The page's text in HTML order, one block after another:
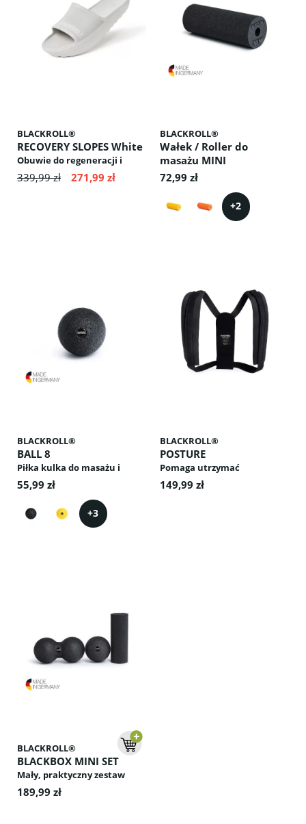
BLACKROLL®
RECOVERY SLOPES White
Obuwie do regeneracji i
aktywacji mięśni: odciąża
przednią część stopy,
339,99 zł 271,99 zł
BLACKROLL®
Wałek / Roller do
masażu MINI
Kompaktowa rolka do
masażu punktowego –
idealna do stóp, ramion i
łydek, zawsze pod ręką.
72,99 zł
+2
BLACKROLL®
BALL 8
Piłka kulka do masażu i
ucisku
55,99 zł
+3
BLACKROLL®
POSTURE
Pomaga utrzymać
prawidłową postawę ciała –
idealny do pracy, ćwiczeń i
149,99 zł
BLACKROLL®
BLACKBOX MINI SET
Mały, praktyczny zestaw
BLACKROLL® do masażu
stóp, mięśni i regeneracji –
189,99 zł